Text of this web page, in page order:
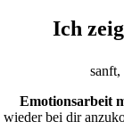
Ich
Emotionsarbeit
wieder bei dir